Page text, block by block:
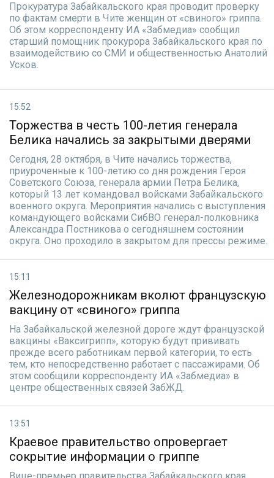
Прокуратура Забайкальского края проводит проверку
по фактам смерти в Чите женщин от «свиного» гриппа.
Об этом корреспонденту ИА «Забмедиа» сообщил
старший помощник прокурора Забайкальского края по
взаимодействию со СМИ и общественностью Анатолий
Усков.
15:52
Торжества в честь 100-летия генерала
Белика начались за закрытыми дверями
Сегодня, 28 октября, в Чите начались торжества,
приуроченные к 100-летию со дня рождения Героя
Советского Союза, генерала армии Петра Белика,
который 13 лет командовал войсками Забайкальского
военного округа. Мероприятия начались с выступления
командующего войсками СибВО генерал-полковника
Александра Постникова о сегодняшнем состоянии
округа. Оно проходило в закрытом для прессы режиме.
15:11
Железнодорожникам вколют французскую
вакцину от «свиного» гриппа
На Забайкальской железной дороге ждут французской
вакцины «Ваксигрипп», которую будут прививать
прежде всего работникам первой категории, то есть
тем, кто непосредственно работает с пассажирами. Об
этом сообщили корреспонденту ИА «Забмедиа» в
центре общественных связей ЗабЖД.
13:51
Краевое правительство опровергает
сокрытие информации о гриппе